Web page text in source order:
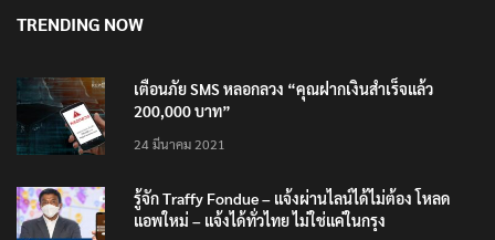
TRENDING NOW
เตือนภัย SMS หลอกลวง “คุณฝากเงินสำเร็จแล้ว
200,000 บาท”
24 มีนาคม 2021
รู้จัก Traffy Fondue – แจ้งผ่านไลน์ได้ไม่ต้อง โหลด
แอพใหม่ – แจ้งได้ทั่วไทย ไม่ใช่แค่ในกรุง